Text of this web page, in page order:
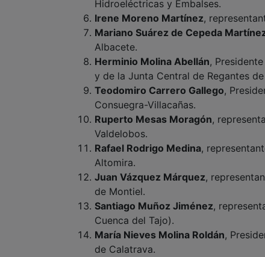
Hidroeléctricas y Embalses.
Irene Moreno Martínez,
Mariano Suárez de Cepeda
Albacete.
Herminio Molina Abellán,
y de la Junta Central de Regantes
Teodomiro Carrero Gallego,
Consuegra-Villacañas.
Ruperto Mesas Moragón,
Valdelobos.
Rafael Rodrigo Medina,
Altomira.
Juan Vázquez Márquez,
de Montiel.
Santiago Muñoz Jiménez,
Cuenca del Tajo).
María Nieves Molina Roldán,
de Calatrava.